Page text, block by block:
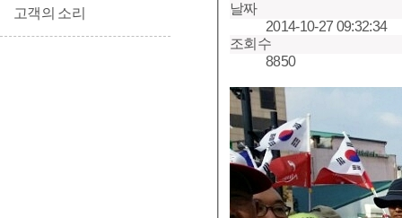
고객의 소리
날짜
2014-10-27 09:32:34
조회수
8850